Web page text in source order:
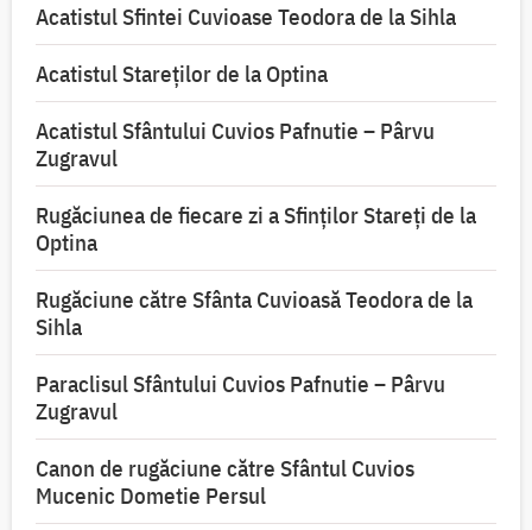
Acatistul Sfintei Cuvioase Teodora de la Sihla
Acatistul Stareţilor de la Optina
Acatistul Sfântului Cuvios Pafnutie – Pârvu
Zugravul
Rugăciunea de fiecare zi a Sfinților Stareți de la
Optina
Rugăciune către Sfânta Cuvioasă Teodora de la
Sihla
Paraclisul Sfântului Cuvios Pafnutie – Pârvu
Zugravul
Canon de rugăciune către Sfântul Cuvios
Mucenic Dometie Persul